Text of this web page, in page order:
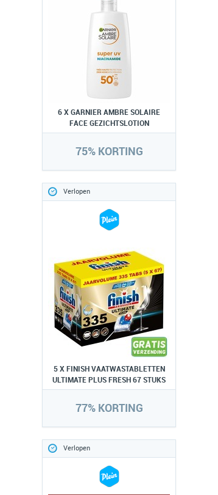
6 X GARNIER AMBRE SOLAIRE
FACE GEZICHTSLOTION
75% KORTING
Verlopen
5 X FINISH VAATWASTABLETTEN
ULTIMATE PLUS FRESH 67 STUKS
77% KORTING
Verlopen